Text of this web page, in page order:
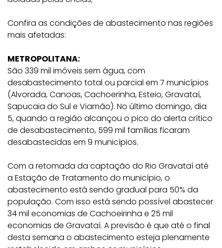
Confira as condições de abastecimento nas regiões
mais afetadas:
METROPOLITANA:
São 339 mil imóveis sem água, com
desabastecimento total ou parcial em 7 municípios
(Alvorada, Canoas, Cachoerinha, Esteio, Gravataí,
Sapucaia do Sul e Viamão). No último domingo, dia
5, quando a região alcançou o pico do alerta crítico
de desabastecimento, 599 mil famílias ficaram
desabastecidas em 9 municípios.
Com a retomada da captação do Rio Gravataí até
a Estação de Tratamento do município, o
abastecimento está sendo gradual para 50% da
população. Com isso está sendo possível abastecer
34 mil economias de Cachoeirinha e 25 mil
economias de Gravataí. A previsão é que até o final
desta semana o abastecimento esteja plenamente